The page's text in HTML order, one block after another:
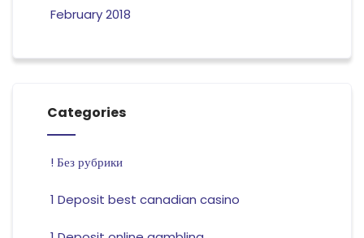
February 2018
Categories
! Без рубрики
1 Deposit best canadian casino